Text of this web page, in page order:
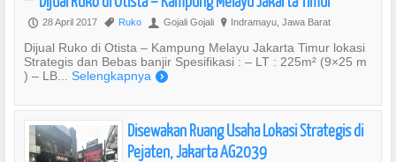
P 28 April 2017 , Ruko U Gojali Gojali ? Indramayu, Jawa Barat
Dijual Ruko di Otista – Kampung Melayu Jakarta Timur lokasi
Strategis dan Bebas banjir Spesifikasi : – LT : 225m² (9×25 m
) – LB... Selengkapnya )
Disewakan Ruang Usaha Lokasi Strategis di
Pejaten, Jakarta AG2039